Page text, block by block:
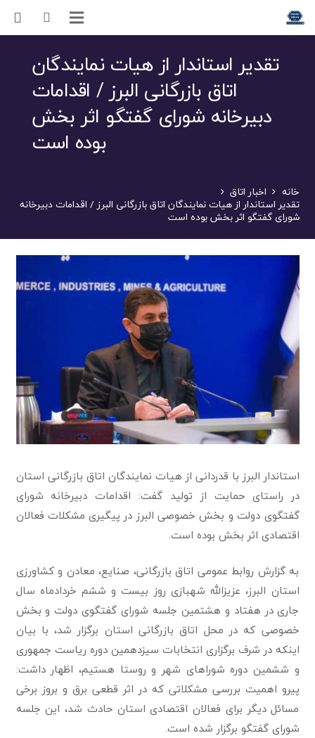
تقدیر استاندار از هیات نمایندگان
اتاق بازرگانی البرز / اقدامات
دبیرخانه شورای گفتگو اثر بخش
بوده است
خانه اخبار اتاق
تقدیر استاندار از هیات نمایندگان اتاق بازرگانی البرز / اقدامات دبیرخانه
شورای گفتگو اثر بخش بوده است
استاندار البرز با قدردانی از هیات نمایندگان اتاق بازرگانی استان
در راستای حمایت از تولید گفت: اقدامات دبیرخانه شورای
گفتگوی دولت و بخش خصوصی البرز در پیگیری مشکلات فعالان
اقتصادی اثر بخش بوده است.
به گزارش روابط عمومی اتاق بازرگانی، صنایع، معادن و کشاورزی
استان البرز، عزیزالله شهبازی روز بیست و ششم خردادماه سال
جاری در هفتاد و هشتمین جلسه شورای گفتگوی دولت و بخش
خصوصی که در محل اتاق بازرگانی استان برگزار شد، با بیان
اینکه در شرف برگزاری انتخابات سیزدهمین دوره ریاست جمهوری
و ششمین دوره شوراهای شهر و روستا هستیم، اظهار داشت:
پیرو اهمیت بررسی مشکلاتی که در اثر قطعی برق و بروز برخی
مسائل دیگر برای فعالان اقتصادی استان حادث شد، این جلسه
شورای گفتگو برگزار شده است.